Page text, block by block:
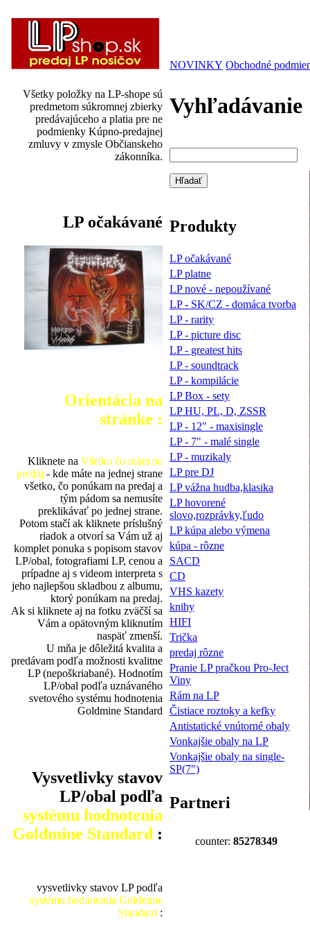
Všetky položky na LP-shope sú
predmetom súkromnej zbierky
predávajúceho a platia pre ne
podmienky Kúpno-predajnej
zmluvy v zmysle Občianskeho
zákonníka.
LP očakávané
Orientácia na
stránke :
Kliknete na Všetko čo mám na
predaj - kde máte na jednej strane
všetko, čo ponúkam na predaj a
tým pádom sa nemusíte
preklikávať po jednej strane.
Potom stačí ak kliknete príslušný
riadok a otvorí sa Vám už aj
komplet ponuka s popisom stavov
LP/obal, fotografiami LP, cenou a
prípadne aj s videom interpreta s
jeho najlepšou skladbou z albumu,
ktorý ponúkam na predaj.
Ak si kliknete aj na fotku zväčší sa
Vám a opätovným kliknutím
naspäť zmenší.
U mňa je dôležitá kvalita a
predávam podľa možnosti kvalitne
LP (nepoškriabané). Hodnotím
LP/obal podľa uznávaného
svetového systému hodnotenia
Goldmine Standard
Vysvetlivky stavov
LP/obal podľa
systému hodnotenia
Goldmine Standard :
vysvetlivky stavov LP podľa
systému hodnotenia Goldmine
Standard :
NOVINKY Obchodné
Vyhľadávanie
Produkty
LP očakávané
LP platne
LP nové - nepoužívané
LP - SK/CZ - domáca tvorba
LP - rarity
LP - picture disc
LP - greatest hits
LP - soundtrack
LP - kompilácie
LP Box - sety
LP HU, PL, D, ZSSR
LP - 12" - maxisingle
LP - 7" - malé single
LP - muzikaly
LP pre DJ
LP vážna hudba,klasika
LP hovorené
slovo,rozprávky,ľudo
LP kúpa alebo výmena
kúpa - rôzne
SACD
CD
VHS kazety
knihy
HIFI
Trička
predaj rôzne
Pranie LP pračkou Pro-Ject
Viny
Rám na LP
Čistiace roztoky a kefky
Antistatické vnútorné obaly
Vonkajšie obaly na LP
Vonkajšie obaly na single-
SP(7")
Partneri
counter: 85278349